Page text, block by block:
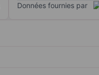
Données fournies par